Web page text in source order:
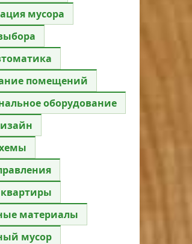
мусора
помещений
оборудование
материалы
мусор